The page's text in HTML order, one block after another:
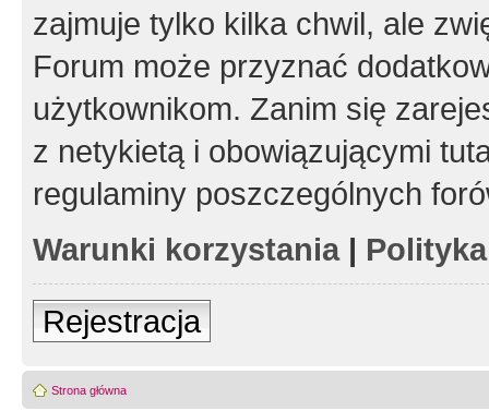
zajmuje tylko kilka chwil, ale
Forum może przyznać
użytkownikom. Zanim się
z netykietą i obowiązującymi
regulaminy poszczególnych
Warunki korzystania|
Rejestracja
Strona główna